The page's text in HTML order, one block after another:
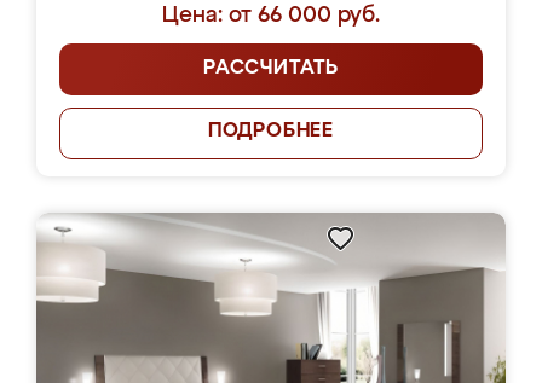
Цена: от 66 000 руб.
РАССЧИТАТЬ
ПОДРОБНЕЕ